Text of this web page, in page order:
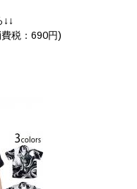
↓↓
税：690円)